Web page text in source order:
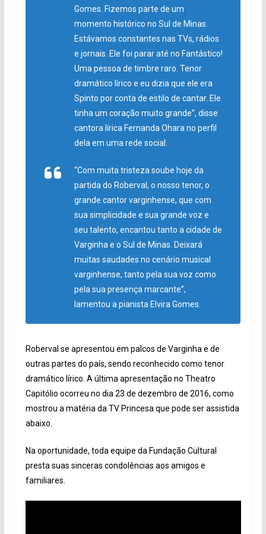
Gomes. Fizemos parte de um
momento histórico no Sul de Minas.
Estávamos constantes nas TVs, rádios
e jornais. Ele foi parar até no Fantástico!
Uma pessoa de timbre raro. Tenor
dramático lírico e eu dizia que ele era
Spinto por conta de estilo de cantar. Ele
tinha um coração muito grande”, disse
cantora lírica Fernanda Ohara no perfil
dela em uma rede social.
“Com muita tristeza soube hoje da
partida do Roberval, o nosso tenor, o
grande cantor varginhense, que com
sua simplicidade e sua grande voz e
seu talento, encantou tanto a cidade de
Varginha e o Sul de Minas. Deixará
muitas saudades no cenário musical
varginhense, tanto pela sua voz como
pela sua presença marcante”,
lamentou a pianista Elvira Gomes.
Roberval se apresentou em palcos de Varginha e de
outras partes do país, sendo reconhecido como tenor
dramático lírico. A última apresentação no Theatro
Capitólio ocorreu no dia 23 de dezembro de 2016, como
mostrou a matéria da TV Princesa que pode ser assistida
abaixo.
Na oportunidade, toda equipe da Fundação Cultural
presta suas sinceras condolências aos amigos e
familiares.